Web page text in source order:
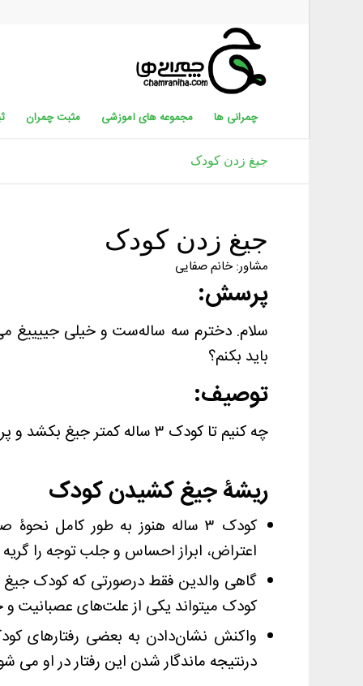
چمرانی ها مجموعه های آموزشی مثبت چمران
جیغ زدن کودک
جیغ زدن کودک
مشاور: خانم صفایی
پرسش:
سلام. دخترم سه ساله‌ست و خیلی جییییغ
باید بکنم؟
توصیف:
چه کنیم تا کودک ۳ ساله کمتر جیغ بکشد و پرخاش کند؟
ریشۀ جیغ کشیدن کودک
کودک ۳ ساله هنوز به طور کامل
اعتراض، ابراز احساس و جلب توجه را
گاهی والدین فقط درصورتی که کودک جیغ
کودک میتواند یکی از علت‌های عصبانیت
واکنش نشان‌دادن به بعضی رفتارهای
درنتیجه ماندگار شدن این رفتار در او می